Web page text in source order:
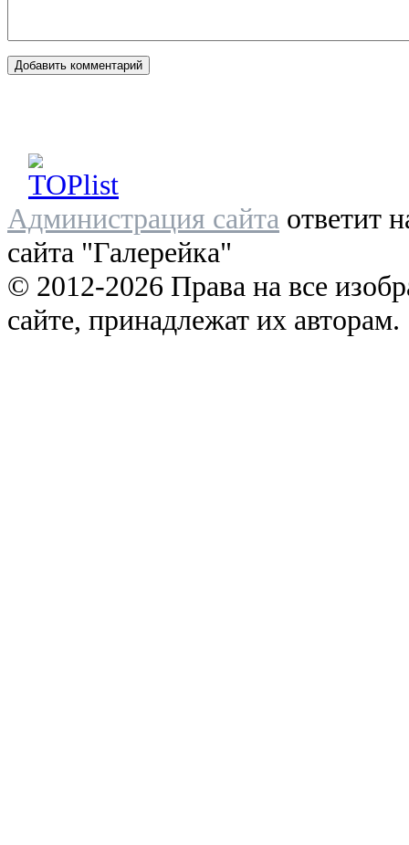
Администрация сайта ответит
сайта "Галерейка"
© 2012-2026 Права на все
сайте, принадлежат их авторам.